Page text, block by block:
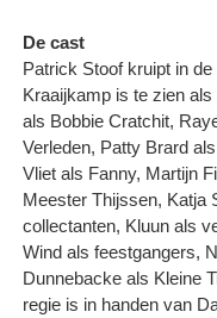
De cast
Patrick Stoof kruipt in
Kraaijkamp is te zien
als Bobbie Cratchit,
Verleden, Patty Brard
Vliet als Fanny, Martijn
Meester Thijssen, Katja
collectanten, Kluun als
Wind als feestgangers,
Dunnebacke als Kleine
regie is in handen van